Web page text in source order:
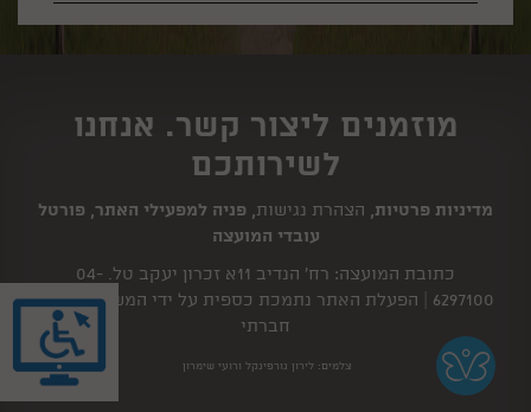
מוזמנים ליצור קשר. אנחנו
לשירותכם
מדיניות פרטיות, הצהרת נגישות, פניה למפעילי האתר, פורטל
עובדי המועצה
כתובת המועצה: רח' הנדיב 11א זכרון יעקב טל.
04-
6297100 | הפעלת האתר נתמכת כספית על ידי המשרד לשוויון
חברתי
צלמים: לירון גורפינקל ורועי שימרון